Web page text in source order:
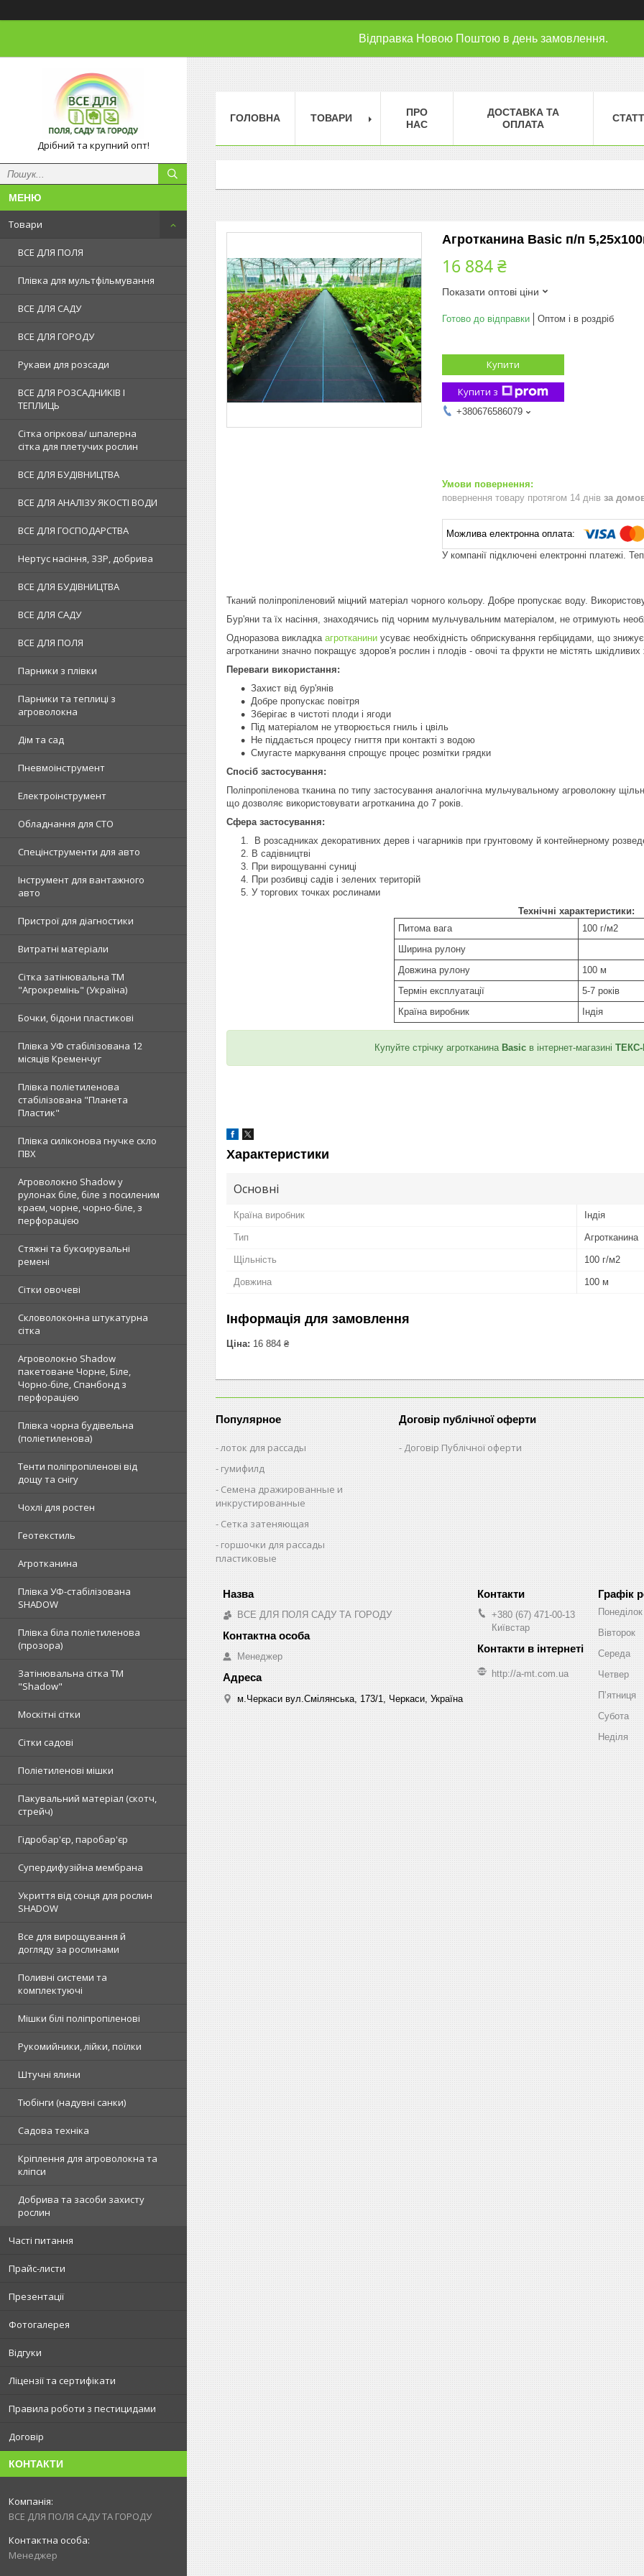
Відправка Новою Поштою в день замовлення.
Дрібний та крупний опт!
Товари
ВСЕ ДЛЯ ПОЛЯ
Плівка для мультфільмування
ВСЕ ДЛЯ САДУ
ВСЕ ДЛЯ ГОРОДУ
Рукави для розсади
ВСЕ ДЛЯ РОЗСАДНИКІВ І
ТЕПЛИЦЬ
Сітка огіркова/ шпалерна
сітка для плетучих рослин
ВСЕ ДЛЯ БУДІВНИЦТВА
ВСЕ ДЛЯ АНАЛІЗУ ЯКОСТІ ВОДИ
ВСЕ ДЛЯ ГОСПОДАРСТВА
Нертус насіння, ЗЗР, добрива
ВСЕ ДЛЯ БУДІВНИЦТВА
ВСЕ ДЛЯ САДУ
ВСЕ ДЛЯ ПОЛЯ
Парники з плівки
Парники та теплиці з
агроволокна
Дім та сад
Пневмоінструмент
Електроінструмент
Обладнання для СТО
Спецінструменти для авто
Інструмент для вантажного
авто
Пристрої для діагностики
Витратні матеріали
Сітка затінювальна ТМ
"Агрокремінь" (Україна)
Бочки, бідони пластикові
Плівка УФ стабілізована 12
місяців Кременчуг
Плівка поліетиленова
стабілізована "Планета
Пластик"
Плівка силіконова гнучке скло
ПВХ
Агроволокно Shadow у
рулонах біле, біле з посиленим
краєм, чорне, чорно-біле, з
перфорацією
Стяжні та буксирувальні
ремені
Сітки овочеві
Скловолоконна штукатурна
сітка
Агроволокно Shadow
пакетоване Чорне, Біле,
Чорно-біле, Спанбонд з
перфорацією
Плівка чорна будівельна
(поліетиленова)
Тенти поліпропіленові від
дощу та снігу
Чохлі для ростен
Геотекстиль
Агротканина
Плівка УФ-стабілізована
SHADOW
Плівка біла поліетиленова
(прозора)
Затінювальна сітка ТМ
"Shadow"
Москітні сітки
Сітки садові
Поліетиленові мішки
Пакувальний матеріал (скотч,
стрейч)
Гідробар'єр, паробар'єр
Супердифузійна мембрана
Укриття від сонця для рослин
SHADOW
Все для вирощування й
догляду за рослинами
Поливні системи та
комплектуючі
Мішки білі поліпропіленові
Рукомийники, лійки, поїлки
Штучні ялини
Тюбінги (надувні санки)
Садова техніка
Кріплення для агроволокна та
кліпси
Добрива та засоби захисту
рослин
Часті питання
Прайс-листи
Презентації
Фотогалерея
Відгуки
Ліцензії та сертифікати
Правила роботи з пестицидами
Договір
КОНТАКТИ
ВСЕ ДЛЯ ПОЛЯ САДУ ТА ГОРОДУ
Менеджер
ГОЛОВНА ТОВАРИ
ПРО
НАС
ДОСТАВКА ТА
ОПЛАТА
Агротканина Basic п/п
16 884 ₴
Показати оптові ціни
Готово до відправки Оптом і в роздріб
Купити
Купити з
+380676586079
повернення товару протягом 14 днів за
У компанії підключені електронні платежі.
Тканий поліпропіленовий міцний матеріал чорного кольору. Добре пропускає воду.
Бур'яни та їх насіння, знаходячись під чорним мульчувальним матеріалом, не отримують
Одноразова викладка агротканини усуває необхідність обприскування гербіцидами, що
агротканини значно покращує здоров'я рослин і плодів - овочі та фрукти не містять шкідливих
Переваги використання:
Захист від бур'янів
Добре пропускає повітря
Зберігає в чистоті плоди і ягоди
Під матеріалом не утворюється гниль і цвіль
Не піддається процесу гниття при контакті з водою
Смугасте маркування спрощує процес розмітки грядки
Спосіб застосування:
Поліпропіленова тканина по типу застосування аналогічна мульчувальному агроволокну
що дозволяє використовувати агротканина до 7 років.
Сфера застосування:
В розсадниках декоративних дерев і чагарників при грунтовому й контейнерному
В садівництві
При вирощуванні суниці
При розбивці садів і зелених територій
У торгових точках рослинами
Технічні характеристики:
Питома вага
100 г/м2
Ширина рулону
Довжина рулону
100 м
Термін експлуатації
5-7 років
Країна виробник
Індія
Купуйте стрічку агротканинаBasicв інтернет-магазині
Характеристики
Основні
Країна виробник Індія
Тип Агротканина
Щільність 100 г/м2
Довжина 100 м
Інформація для замовлення
Ціна: 16 884 ₴
Популярное
лоток для рассады
гумифилд
Семена дражированные и
инкрустированные
Сетка затеняющая
горшочки для рассады
пластиковые
Договір публічної оферти
Договір Публічної оферти
ВСЕ ДЛЯ ПОЛЯ САДУ ТА ГОРОДУ
Менеджер
м.Черкаси вул.Смілянська, 173/1, Черкаси, Україна
+380 (67) 471-00-13
Київстар
http://a-mt.com.ua
Графік
Понеділок
Вівторок
Середа
Четвер
Пʼятниця
Субота
Неділя